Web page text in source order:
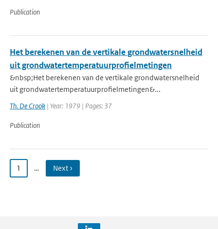
Publication
Het berekenen van de vertikale grondwatersnelheid
uit grondwatertemperatuurprofielmetingen
&nbsp;Het berekenen van de vertikale grondwatersnelheid
uit grondwatertemperatuurprofielmetingen&...
Th. De Crook | Year: 1979 | Pages: 37
Publication
1 … Next ›